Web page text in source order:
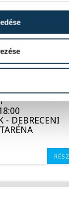
I, A 3. HELYÉRT,
- DEBRECENI